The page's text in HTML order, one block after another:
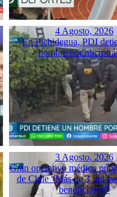
4 Agosto, 2026
En Pichidegua, PDI
hombre por
3 Agosto, 2026
Gran operativo médico
de Chile “Más de 3 mil
beneficiaron”